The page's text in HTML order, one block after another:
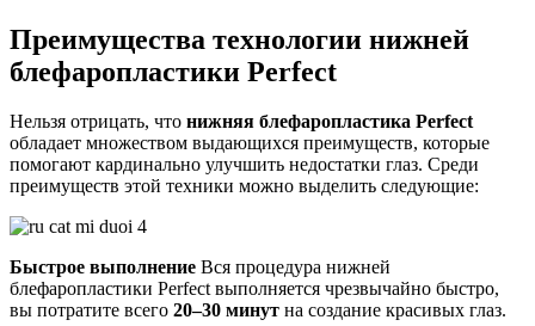
Преимущества технологии нижней
блефаропластики Perfect
Нельзя отрицать, что нижняя блефаропластика Perfect
обладает множеством выдающихся преимуществ, которые
помогают кардинально улучшить недостатки глаз. Среди
преимуществ этой техники можно выделить следующие:
Быстрое выполнение Вся процедура нижней
блефаропластики Perfect выполняется чрезвычайно быстро,
вы потратите всего 20–30 минут на создание красивых глаз.